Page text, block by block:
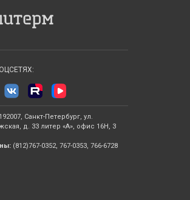
192007, Санкт-Петербург, ул.
д. 33 литер «А», офис 16Н, 3
(812)767-0352, 767-0353, 766-6728